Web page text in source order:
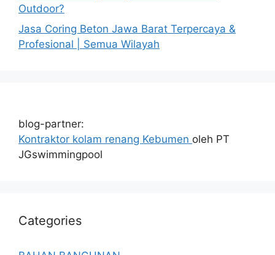
Outdoor?
Jasa Coring Beton Jawa Barat Terpercaya &
Profesional | Semua Wilayah
blog-partner:
Kontraktor kolam renang Kebumen oleh PT
JGswimmingpool
Categories